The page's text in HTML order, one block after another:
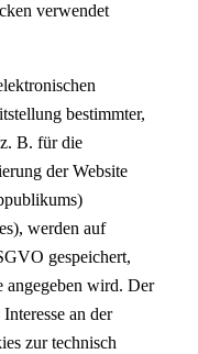
verwendet
bestimmter,
B. für die
der Website
werden auf
gespeichert,
angegeben wird. Der
an der
zur technisch